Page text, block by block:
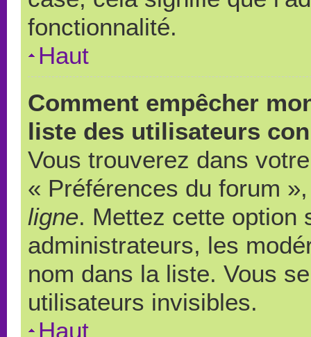
fonctionnalité.
Haut
Comment empêcher
liste des utilisateurs
Vous trouverez dans
« Préférences du forum
ligne. Mettez cette option
administrateurs, les
nom dans la liste. Vous
utilisateurs invisibles.
Haut